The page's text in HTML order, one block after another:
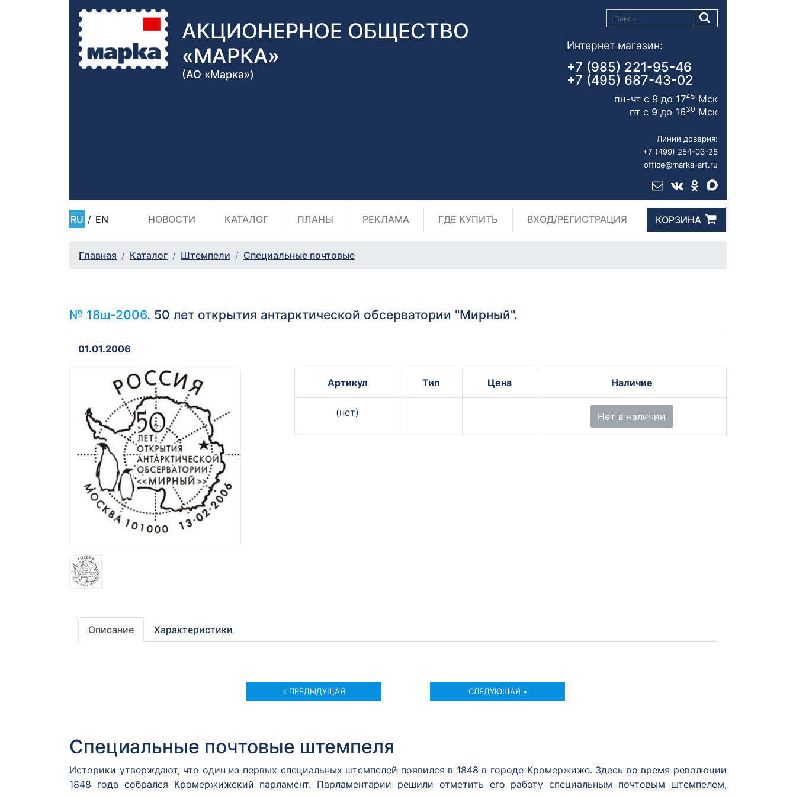
АКЦИОНЕРНОЕ ОБЩЕСТВО
«МАРКА»
(АО «Марка»)
Интернет магазин:
+7 (985) 221-95-46
+7 (495) 687-43-02
пн-чт с 9 до 1745 Мск
пт с 9 до 1630 Мск
Линии доверия:
+7 (499) 254-03-28
office@marka-art.ru
RU / EN НОВОСТИ КАТАЛОГ ПЛАНЫ РЕКЛАМА ГДЕ КУПИТЬ ВХОД/РЕГИСТРАЦИЯ КОРЗИНА
Главная Каталог Штемпели Специальные почтовые
№ 18ш-2006. 50 лет открытия антарктической обсерватории "Мирный".
01.01.2006
Артикул Тип Цена Наличие
(нет) Нет в наличии
Описание Характеристики
« ПРЕДЫДУЩАЯ СЛЕДУЮЩАЯ »
Специальные почтовые штемпеля
Историки утверждают, что один из первых специальных штемпелей появился в 1848 в городе Кромержиже. Здесь во время революции
1848 года собрался Кромержижский парламент. Парламентарии решили отметить его работу специальным почтовым штемпелем,